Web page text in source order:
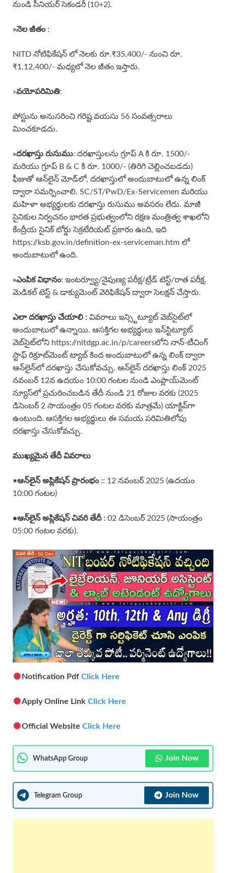
నుండి సీనియర్ సెకండరీ (10+2).
»నెల జీతం:
NITD నోటిఫికేషన్ లో నెలకు రూ.₹35,400/- నుంచి రూ.
₹1,12,400/- మధ్యలో నెల జీతం ఇస్తారు.
»వయోపరిమితి:
పోస్టును అనుసరించి గరిష్ట వయసు 56 సంవత్సరాలు
మించకూడదు.
»దరఖాస్తు రుసుము: దరఖాస్తులను గ్రూప్ A కి రూ. 1500/-
మరియు గ్రూప్ B & C కి రూ. 1000/- (తిరిగి చెల్లించబడదు)
ఫీజుతో ఆన్‌లైన్ మోడ్‌లో, దరఖాస్తులో అందుబాటులో ఉన్న లింక్
ద్వారా సమర్పించాలి. SC/ST/PwD/Ex-Servicemen మరియు
మహిళా అభ్యర్థులకు దరఖాస్తు రుసుము అవసరం లేదు. మాజీ
సైనికుల నిర్వచనం భారత ప్రభుత్వంలోని రక్షణ మంత్రిత్వ శాఖలోని
కేంద్రీయ సైనిక్ బోర్డు సెక్రటేరియట్ ప్రకారం ఉంది, ఇది
https://ksb.gov.in/definition-ex-serviceman.htm లో
అందుబాటులో ఉంది.
»ఎంపిక విధానం: ఇంటర్వ్యూ/నైపుణ్య పరీక్ష/ట్రేడ్ టెస్ట్/రాత పరీక్ష,
మెడికల్ టెస్ట్ & డాక్యుమెంట్ వెరిఫికేషన్ ద్వారా సెలక్షన్ చేస్తారు.
ఎలా దరఖాస్తు చేయాలి : వివరాలు ఇన్స్టిట్యూట్ వెబ్‌సైట్‌లో
అందుబాటులో ఉన్నాయి. ఆసక్తిగల అభ్యర్థులు ఇన్‌స్టిట్యూట్
వెబ్‌సైట్‌లోని https://nitdgp.ac.in/p/careersలోని నాన్-టీచింగ్
స్టాఫ్ రిక్రూట్‌మెంట్ ట్యాబ్ కింద అందుబాటులో ఉన్న లింక్ ద్వారా
ఆన్‌లైన్‌లో దరఖాస్తు చేసుకోవచ్చు. ఆన్‌లైన్ దరఖాస్తు లింక్ 2025
నవంబర్ 12న ఉదయం 10:00 గంటల నుండి ఎంప్లాయ్‌మెంట్
న్యూస్‌లో ప్రచురించబడిన తేదీ నుండి 21 రోజుల వరకు (2025
డిసెంబర్ 2 సాయంత్రం 05 గంటల వరకు మాత్రమే) యాక్టివ్‌గా
ఉంటుంది. ఆసక్తిగల అభ్యర్థులు ఈ సమయ పరిమితిలోపు
దరఖాస్తు చేసుకోవచ్చు.
ముఖ్యమైన తేదీ వివరాలు
•ఆన్‌లైన్ అప్లికేషన్ ప్రారంభం :: 12 నవంబర్ 2025 (ఉదయం
10:00 గంటల)
•ఆన్‌లైన్ అప్లికేషన్ చివరి తేదీ : 02 డిసెంబర్ 2025 (సాయంత్రం
05:00 గంటల వరకు).
Notification PdfClick Here
Apply Online LinkClick Here
Official WebsiteClick Here
WhatsApp Group Join Now
Telegram Group Join Now